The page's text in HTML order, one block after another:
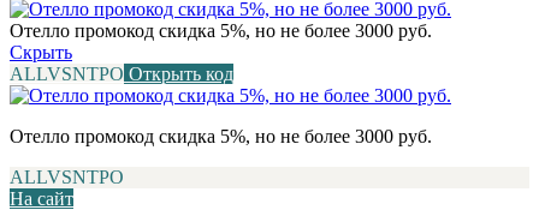
Отелло промокод скидка 5%, но не более 3000 руб.
Скрыть
ALLVSNTPO Открыть код
Отелло промокод скидка 5%, но не более 3000 руб.
ALLVSNTPO
На сайт